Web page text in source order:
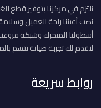
نلتزم في مركزنا بتوفير قطع
نصب أعيننا راحة العميل
أسطولنا المتحرك وشبكة
لنقدم لك تجربة صيانة تتسم
روابط سريعة